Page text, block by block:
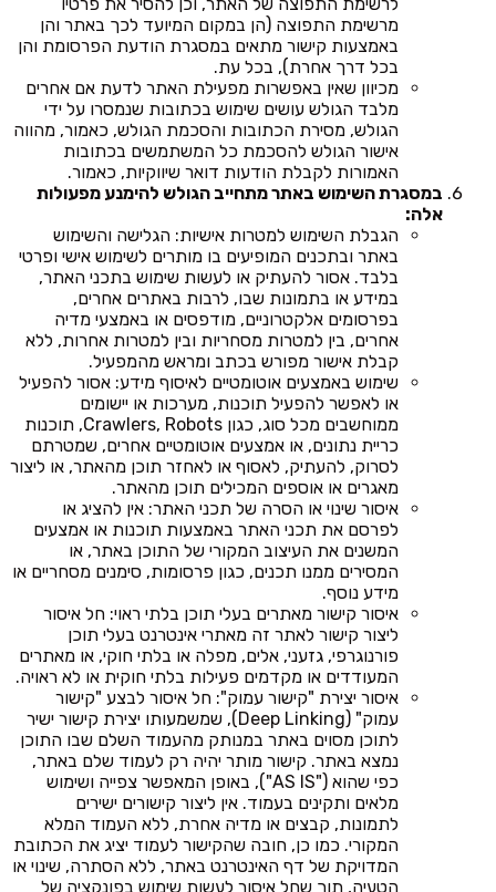
מרשימת התפוצה (הן במקום המיועד לכך באתר והן
באמצעות קישור מתאים במסגרת הודעת הפרסומת והן
בכל דרך אחרת), בכל עת.
מכיוון שאין באפשרות מפעילת האתר לדעת אם אחרים
מלבד הגולש עושים שימוש בכתובות שנמסרו על ידי
הגולש, מסירת הכתובות והסכמת הגולש, כאמור, מהווה
אישור הגולש להסכמת כל המשתמשים בכתובות
האמורות לקבלת הודעות דואר שיווקיות, כאמור.
במסגרת השימוש באתר מתחייב הגולש להימנע מפעולות
אלה:
הגבלת השימוש למטרות אישיות: הגלישה והשימוש
באתר ובתכנים המופיעים בו מותרים לשימוש אישי ופרטי
בלבד. אסור להעתיק או לעשות שימוש בתכני האתר,
במידע או בתמונות שבו, לרבות באתרים אחרים,
בפרסומים אלקטרוניים, מודפסים או באמצעי מדיה
אחרים, בין למטרות מסחריות ובין למטרות אחרות, ללא
קבלת אישור מפורש בכתב ומראש מהמפעיל.
שימוש באמצעים אוטומטיים לאיסוף מידע: אסור להפעיל
או לאפשר להפעיל תוכנות, מערכות או יישומים
ממוחשבים מכל סוג, כגון Crawlers, Robots, תוכנות
כריית נתונים, או אמצעים אוטומטיים אחרים, שמטרתם
לסרוק, להעתיק, לאסוף או לאחזר תוכן מהאתר, או ליצור
מאגרים או אוספים המכילים תוכן מהאתר.
איסור שינוי או הסרה של תכני האתר: אין להציג או
לפרסם את תכני האתר באמצעות תוכנות או אמצעים
המשנים את העיצוב המקורי של התוכן באתר, או
המסירים ממנו תכנים, כגון פרסומות, סימנים מסחריים או
מידע נוסף.
איסור קישור מאתרים בעלי תוכן בלתי ראוי: חל איסור
ליצור קישור לאתר זה מאתרי אינטרנט בעלי תוכן
פורנוגרפי, גזעני, אלים, מפלה או בלתי חוקי, או מאתרים
המעודדים או מקדמים פעילות בלתי חוקית או לא ראויה.
איסור יצירת "קישור עמוק": חל איסור לבצע "קישור
עמוק" (Deep Linking), שמשמעותו יצירת קישור ישיר
לתוכן מסוים באתר במנותק מהעמוד השלם שבו התוכן
נמצא באתר. קישור מותר יהיה רק לעמוד שלם באתר,
כפי שהוא ("AS IS"), באופן המאפשר צפייה ושימוש
מלאים ותקינים בעמוד. אין ליצור קישורים ישירים
לתמונות, קבצים או מדיה אחרת, ללא העמוד המלא
המקורי. כמו כן, חובה שהקישור לעמוד יציג את הכתובת
המדויקת של דף האינטרנט באתר, ללא הסתרה, שינוי או
הטעיה, תוך שחל איסור לעשות שימוש בפונקציה של